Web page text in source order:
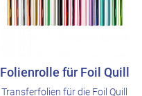
Folienrolle für Foil Quill
Transferfolien für die Foil Quill